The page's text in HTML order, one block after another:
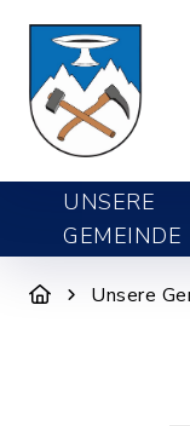
UNSERE
GEMEINDE
Unsere